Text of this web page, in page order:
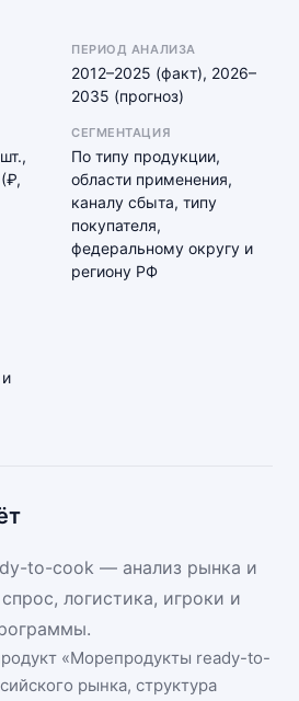
ПЕРИОД АНАЛИЗА
2012–2025 (факт), 2026–
2035 (прогноз)
СЕГМЕНТАЦИЯ
По типу продукции,
области применения,
каналу сбыта, типу
покупателя,
федеральному округу и
региону РФ
to-cook — анализ рынка и
логистика, игроки и
«Морепродукты ready-to-
рынка, структура